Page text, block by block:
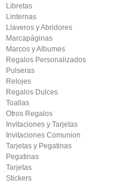
Libretas
Linternas
Llaveros y Abridores
Marcapáginas
Marcos y Albumes
Regalos Personalizados
Pulseras
Relojes
Regalos Dulces
Toallas
Otros Regalos
Invitaciones y Tarjetas
Invitaciones Comunion
Tarjetas y Pegatinas
Pegatinas
Tarjetas
Stickers